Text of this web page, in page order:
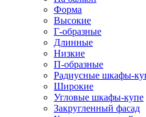
Форма
Высокие
Г-образные
Длинные
Низкие
П-образные
Радиусные шкафы-
Широкие
Угловые шкафы-купе
Закругленный фасад